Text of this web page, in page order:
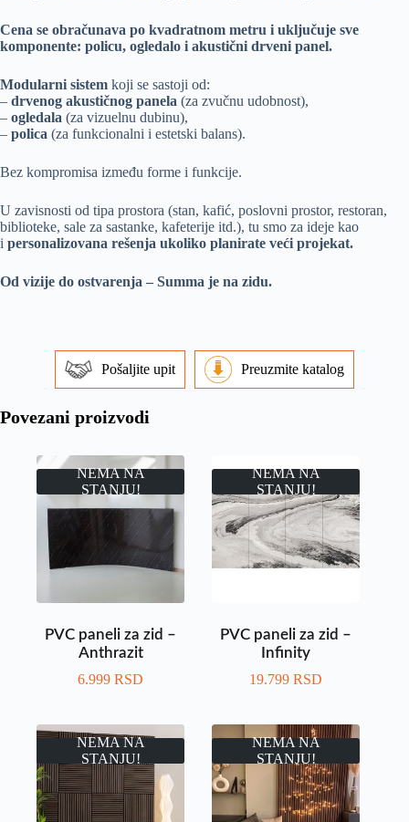
Cena se obračunava po kvadratnom metru i uključuje sve
komponente: policu, ogledalo i akustični drveni panel.
Modularni sistem koji se sastoji od:
– drvenog akustičnog panela (za zvučnu udobnost),
– ogledala (za vizuelnu dubinu),
– polica (za funkcionalni i estetski balans).
Bez kompromisa između forme i funkcije.
U zavisnosti od tipa prostora (stan, kafić, poslovni prostor, restoran,
biblioteke, sale za sastanke, kafeterije itd.), tu smo za ideje kao
i personalizovana rešenja ukoliko planirate veći projekat.
Od vizije do ostvarenja – Summa je na zidu.
Pošaljite upit Preuzmite katalog
Povezani proizvodi
NEMA NA
STANJU!
PVC paneli za zid –
Anthrazit
6.999RSD
NEMA NA
STANJU!
PVC paneli za zid –
Infinity
19.799RSD
NEMA NA
STANJU!
NEMA NA
STANJU!